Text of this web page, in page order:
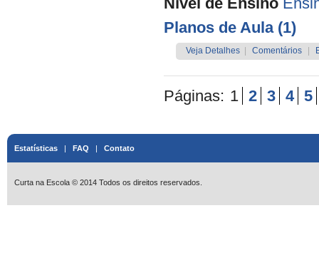
Planos de Aula (1)
Veja Detalhes Comentários
Páginas: 1 2 3 4 5
Estatísticas | FAQ | Contato
Curta na Escola © 2014 Todos os direitos reservados.